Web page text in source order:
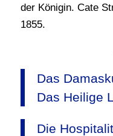
der Königin. Cate
1855.
Das
Das Heilige
Die